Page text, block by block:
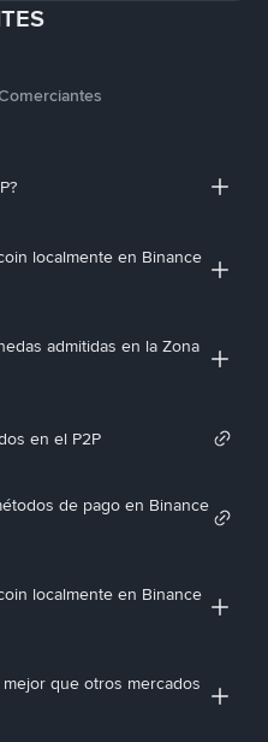
localmente en Binance
admitidas en la Zona
en el P2P
de pago en Binance
localmente en Binance
que otros mercados